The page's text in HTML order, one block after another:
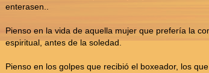
enterasen..
Pienso en la vida de aquella mujer que prefería la
espiritual, antes de la soledad.
Pienso en los golpes que recibió el boxeador, los